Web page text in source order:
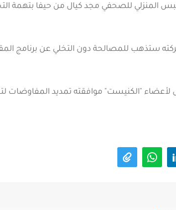
المنزلي للصحفي مجد كيال من حيفا بتهمة
ستذهب للمصالحة دون التخلي عن برنامج
لأعضاء "الكنيست" موافقته تمديد المفاوضات